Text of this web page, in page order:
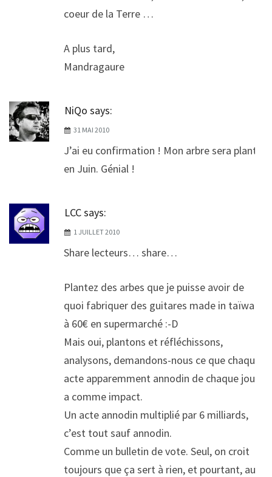
coeur de la Terre …
A plus tard,
Mandragaure
NiQo says:
31 MAI 2010
J’ai eu confirmation ! Mon arbre sera planté
en Juin. Génial !
LCCsays:
1 JUILLET 2010
Share lecteurs… share…
Plantez des arbes que je puisse avoir de
quoi fabriquer des guitares made in taïwan
à 60€ en supermarché :-D
Mais oui, plantons et réfléchissons,
analysons, demandons-nous ce que chaque
acte apparemment annodin de chaque jour
a comme impact.
Un acte annodin multiplié par 6 milliards,
c’est tout sauf annodin.
Comme un bulletin de vote. Seul, on croit
toujours que ça sert à rien, et pourtant, au